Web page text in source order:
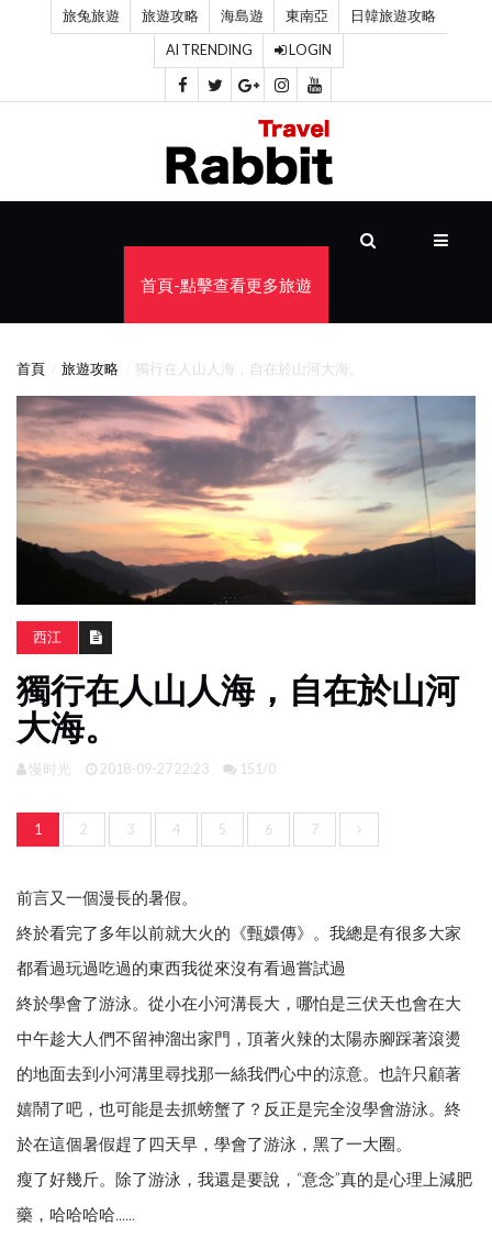
旅兔旅遊 旅遊攻略 海島遊 東南亞 日韓旅遊攻略
AI TRENDING LOGIN
海
島
遊
東
亞
日
韓
旅
遊
攻
略
照
換
臉
首頁-點擊查看更多旅遊
首頁 旅遊攻略 獨行在人山人海，自在於山河大海。
西江
獨行在人山人海，自在於山河
大海。
慢时光 2018-09-27 22:23 151/0
1 2 3 4 5 6 7
前言又一個漫長的暑假。
終於看完了多年以前就大火的《甄嬛傳》。我總是有很多大家
都看過玩過吃過的東西我從來沒有看過嘗試過
終於學會了游泳。從小在小河溝長大，哪怕是三伏天也會在大
中午趁大人們不留神溜出家門，頂著火辣的太陽赤腳踩著滾燙
的地面去到小河溝里尋找那一絲我們心中的涼意。也許只顧著
嬉鬧了吧，也可能是去抓螃蟹了？反正是完全沒學會游泳。終
於在這個暑假趕了四天早，學會了游泳，黑了一大圈。
瘦了好幾斤。除了游泳，我還是要說，“意念”真的是心理上減肥
藥，哈哈哈哈......